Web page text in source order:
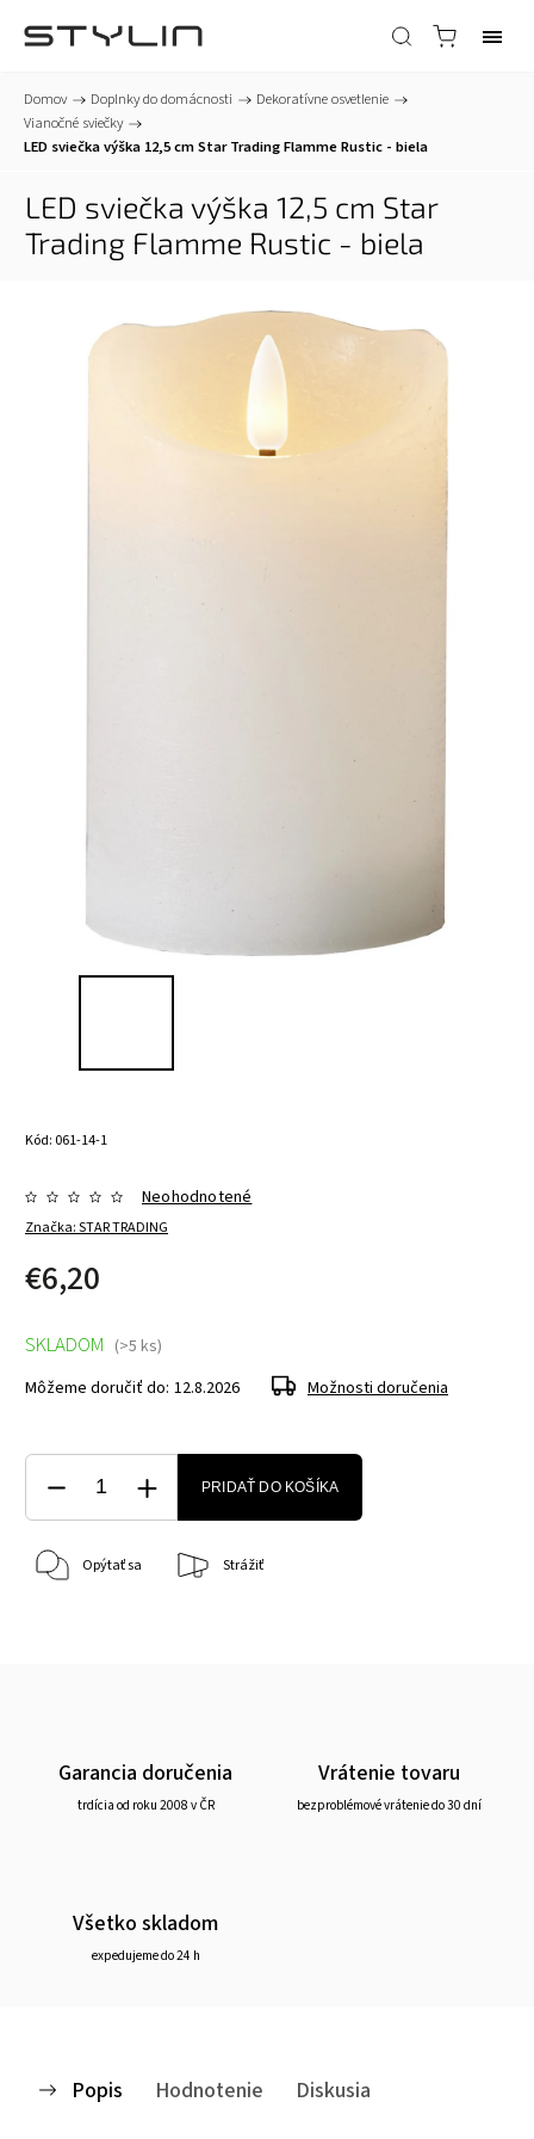
Domov / Doplnky do domácnosti / Dekoratívne osvetlenie /
Vianočné sviečky /
LED sviečka výška 12,5 cm Star Trading Flamme Rustic - biela
LED sviečka výška 12,5 cm Star
Trading Flamme Rustic - biela
Kód: 061-14-1
Značka:STAR TRADING
Neohodnotené
€6,20
SKLADOM (>5 ks)
Môžeme doručiť do: 12.8.2026 Možnosti doručenia
PRIDAŤ DO KOŠÍKA
Opýtať sa Strážiť
Garancia doručenia
trdícia od roku 2008 v ČR
Vrátenie tovaru
bezproblémové vrátenie do 30 dní
Všetko skladom
expedujeme do 24 h
Popis Hodnotenie Diskusia